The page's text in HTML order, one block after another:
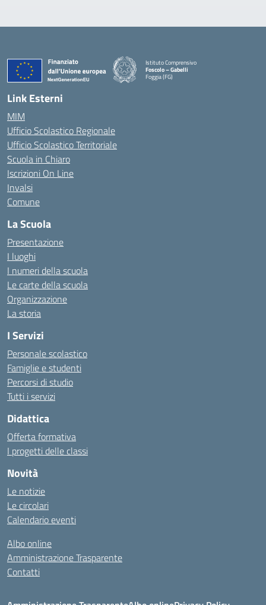
Istituto Comprensivo
Foscolo – Gabelli
Foggia (FG)
— Visita la pagina iniziale della scuola
Link Esterni
MIM
Ufficio Scolastico Regionale
Ufficio Scolastico Territoriale
Scuola in Chiaro
Iscrizioni On Line
Invalsi
Comune
La Scuola
Presentazione
I luoghi
I numeri della scuola
Le carte della scuola
Organizzazione
La storia
I Servizi
Personale scolastico
Famiglie e studenti
Percorsi di studio
Tutti i servizi
Didattica
Offerta formativa
I progetti delle classi
Novità
Le notizie
Le circolari
Calendario eventi
Albo online
Amministrazione Trasparente
Contatti